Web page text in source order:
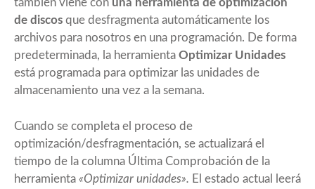
también viene con una herramienta de optimización
de discos que desfragmenta automáticamente los
archivos para nosotros en una programación. De forma
predeterminada, la herramienta Optimizar Unidades
está programada para optimizar las unidades de
almacenamiento una vez a la semana.
Cuando se completa el proceso de
optimización/desfragmentación, se actualizará el
tiempo de la columna Última Comprobación de la
herramienta «Optimizar unidades». El estado actual leerá